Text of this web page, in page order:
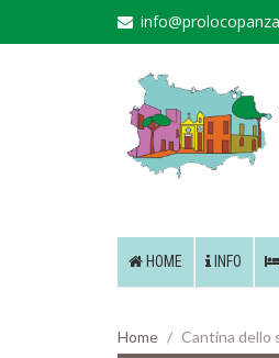
HOME INFO
Home Cantina dello